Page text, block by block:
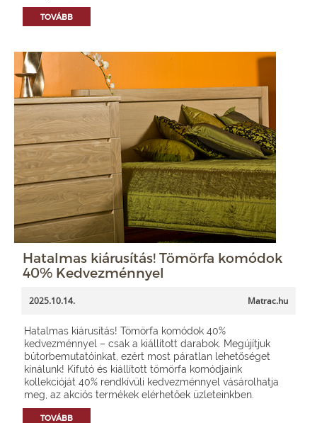
TOVÁBB
Hatalmas kiárusítás! Tömörfa komódok
40% Kedvezménnyel
2025.10.14. Matrac.hu
Hatalmas kiárusítás! Tömörfa komódok 40%
kedvezménnyel – csak a kiállított darabok. Megújítjuk
bútorbemutatóinkat, ezért most páratlan lehetőséget
kínálunk! Kifutó és kiállított tömörfa komódjaink
kollekcióját 40% rendkívüli kedvezménnyel vásárolhatja
meg, az akciós termékek elérhetőek üzleteinkben.
TOVÁBB